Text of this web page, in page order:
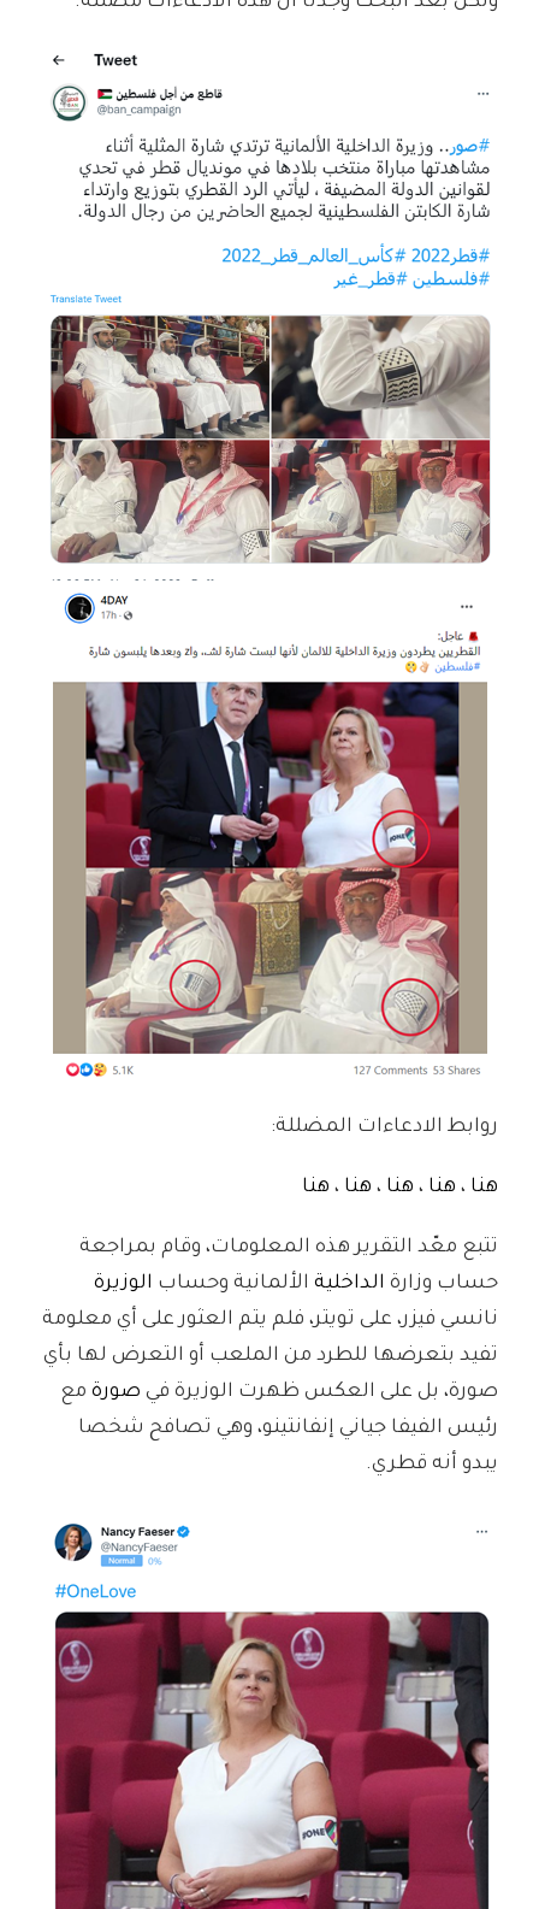
روابط الادعاءات المضللة:
هنا ، هنا ، هنا ، هنا ، هنا
تتبع معّد التقرير هذه المعلومات، وقام بمراجعة
حساب وزارة الداخليةالألمانية وحساب الوزيرة
نانسي فيزر، على تويتر، فلم يتم العثور على أي معلومة
تفيد بتعرضها للطرد من الملعب أو التعرض لها بأي
صورة، بل على العكس ظهرت الوزيرة في صورةمع
رئيس الفيفا جياني إنفانتينو، وهي تصافح شخصا
يبدو أنه قطري.